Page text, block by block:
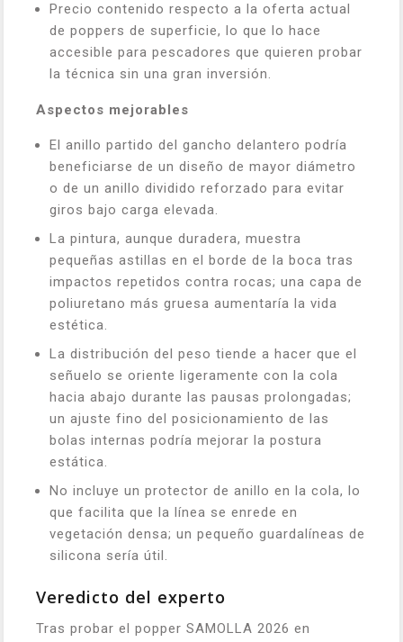
Precio contenido respecto a la oferta actual
de poppers de superficie, lo que lo hace
accesible para pescadores que quieren probar
la técnica sin una gran inversión.
Aspectos mejorables
El anillo partido del gancho delantero podría
beneficiarse de un diseño de mayor diámetro
o de un anillo dividido reforzado para evitar
giros bajo carga elevada.
La pintura, aunque duradera, muestra
pequeñas astillas en el borde de la boca tras
impactos repetidos contra rocas; una capa de
poliuretano más gruesa aumentaría la vida
estética.
La distribución del peso tiende a hacer que el
señuelo se oriente ligeramente con la cola
hacia abajo durante las pausas prolongadas;
un ajuste fino del posicionamiento de las
bolas internas podría mejorar la postura
estática.
No incluye un protector de anillo en la cola, lo
que facilita que la línea se enrede en
vegetación densa; un pequeño guardalíneas de
silicona sería útil.
Veredicto del experto
Tras probar el popper SAMOLLA 2026 en